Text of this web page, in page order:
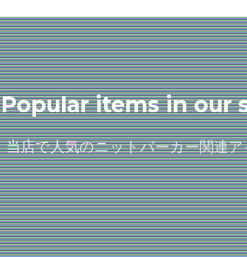
Popular items in our
当店で人気のニットパーカー関連